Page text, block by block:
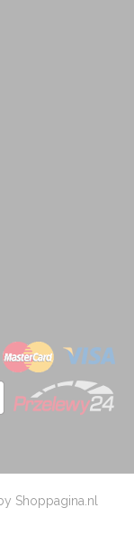
Shoppagina.nl